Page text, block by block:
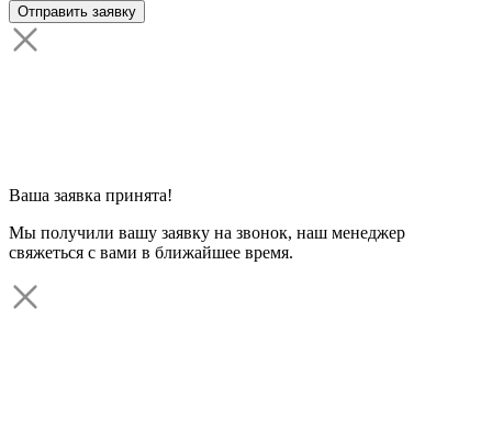
Ваша заявка принята!
Мы получили вашу заявку на звонок, наш менеджер
свяжеться с вами в ближайшее время.